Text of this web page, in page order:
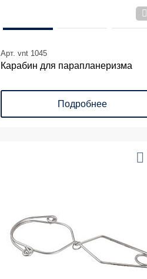
Арт. vnt 1045
Карабин для парапланеризма
Подробнее